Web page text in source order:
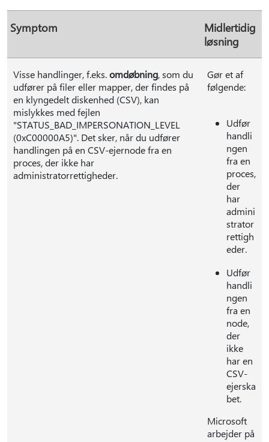
Symptom
Midlertidig
løsning
Visse handlinger, f.eks.omdøbning, som du
udfører på filer eller mapper, der findes på
en klyngedelt diskenhed (CSV), kan
mislykkes med fejlen
"STATUS_BAD_IMPERSONATION_LEVEL
(0xC00000A5)". Det sker, når du udfører
handlingen på en CSV-ejernode fra en
proces, der ikke har
administratorrettigheder.
Gør et af
følgende:
Udfør
handli
ngen
fra en
proces,
der
har
admini
strator
rettigh
eder.
Udfør
handli
ngen
fra en
node,
der
ikke
har en
CSV-
ejerska
bet.
Microsoft
arbejder på